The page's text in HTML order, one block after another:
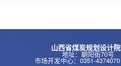
山西省煤炭规划设计
地址：朝阳街70号
市场开发中心：0351-4374070